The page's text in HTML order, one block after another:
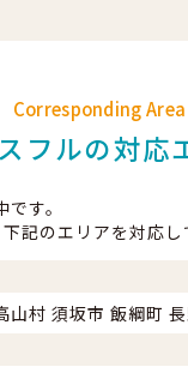
Corresponding Area
フルの対応
す。
記のエリアを対応し
山村 須坂市 飯綱町